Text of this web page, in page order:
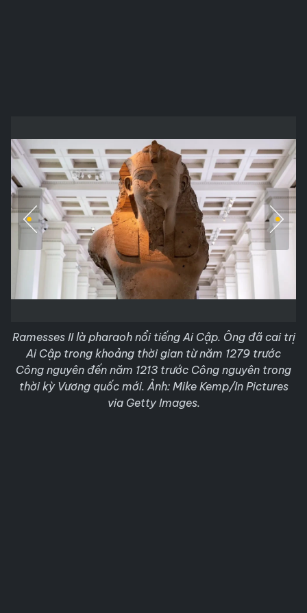
Ramesses II là pharaoh nổi tiếng Ai Cập. Ông đã cai trị
Ai Cập trong khoảng thời gian từ năm 1279 trước
Công nguyên đến năm 1213 trước Công nguyên trong
thời kỳ Vương quốc mới. Ảnh: Mike Kemp/In Pictures
via Getty Images.